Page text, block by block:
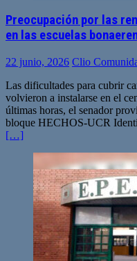
Preocupación por las
en las escuelas
22 junio, 2026 Clio
Las dificultades para cubrir
volvieron a instalarse en el
últimas horas, el senador
bloque HECHOS-UCR
[…]